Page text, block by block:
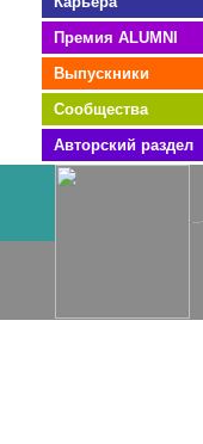
Премия ALUMNI
Выпускники
Сообщества
Авторский раздел